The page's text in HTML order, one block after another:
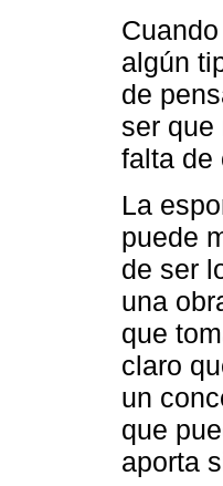
algún
de
ser que
falta de
La
puede
de ser
una
que
claro
un
que
aporta